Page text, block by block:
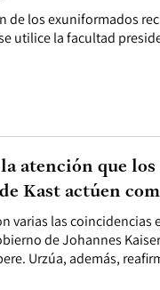
de los exuniformados
utilice la facultad
varias las coincidencias
de Johannes
Urzúa, además,
atención que
Kast actúen